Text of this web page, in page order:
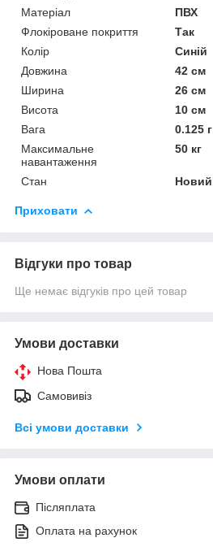
Матеріал
ПВХ
Флокіроване покриття
Так
Колір
Синій
Довжина
42 см
Ширина
26 см
Висота
10 см
Вага
0.125 г
Максимальне
навантаження
50 кг
Стан Новий
Приховати
Відгуки про товар
Ще немає відгуків про цей товар
Умови доставки
Нова Пошта
Самовивіз
Всі умови доставки
Умови оплати
Післяплата
Оплата на рахунок